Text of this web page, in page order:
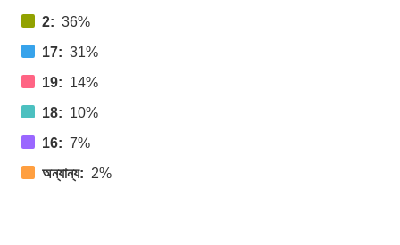
2: 36%
17: 31%
19: 14%
18: 10%
16: 7%
অন্যান্য: 2%